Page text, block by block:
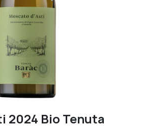
2024 Bio Tenuta